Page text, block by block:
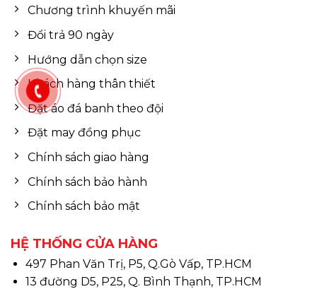
Chương trình khuyến mãi
Đổi trả 90 ngày
Hướng dẫn chọn size
Khách hàng thân thiết
Đặt áo đá banh theo đội
Đặt may đồng phục
Chính sách giao hàng
Chính sách bảo hành
Chính sách bảo mật
HỆ THỐNG CỬA HÀNG
497 Phan Văn Trị, P5, Q.Gò Vấp, TP.HCM
13 đường D5, P25, Q. Bình Thạnh, TP.HCM